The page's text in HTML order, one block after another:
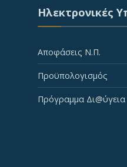
Ηλεκτρονικές
Αποφάσεις Ν.Π.
Προϋπολογισμός
Πρόγραμμα Δι@ύγεια